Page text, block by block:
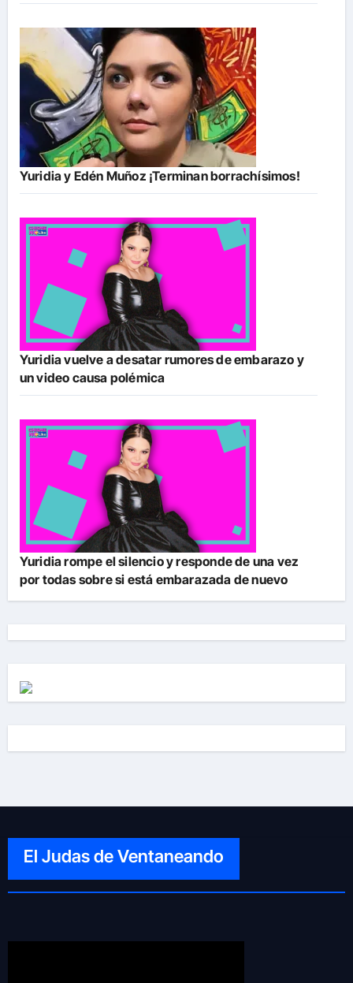
Yuridia y Edén Muñoz ¡Terminan borrachísimos!
Yuridia vuelve a desatar rumores de embarazo y
un video causa polémica
Yuridia rompe el silencio y responde de una vez
por todas sobre si está embarazada de nuevo
El Judas de Ventaneando